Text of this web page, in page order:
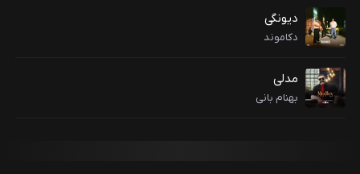
دیونگی
دکاموند
مدلی
بهنام بانی